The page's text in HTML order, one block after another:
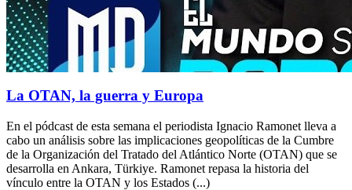
La OTAN, la guerra y Europa
En el pódcast de esta semana el periodista Ignacio Ramonet lleva a
cabo un análisis sobre las implicaciones geopolíticas de la Cumbre
de la Organización del Tratado del Atlántico Norte (OTAN) que se
desarrolla en Ankara, Türkiye. Ramonet repasa la historia del
vínculo entre la OTAN y los Estados (...)